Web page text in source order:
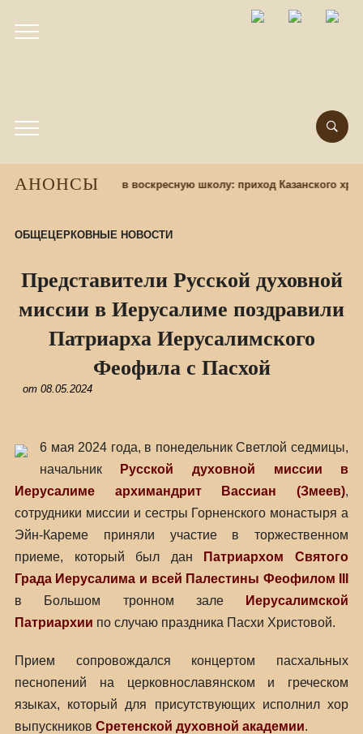
АНОНСЫ
Набор учащихся в воскресную школу: приход Казанского
ОБЩЕЦЕРКОВНЫЕ НОВОСТИ
Представители Русской духовной
миссии в Иерусалиме поздравили
Патриарха Иерусалимского
Феофила с Пасхой
от 08.05.2024
6 мая 2024 года, в понедельник Светлой седмицы,
начальник
Русской духовной миссии в
Иерусалиме
архимандрит Вассиан (Змеев),
сотрудники миссии и сестры Горненского монастыря а
Эйн-Кареме приняли участие в торжественном
приеме, который был дан
Патриархом Святого
Града Иерусалима и всей Палестины Феофилом III
в Большом тронном зале
Иерусалимской
Патриархии по случаю праздника Пасхи Христовой.
Прием сопровождался концертом пасхальных
песнопений на церковнославянском и греческом
языках, который для присутствующих исполнил хор
выпускников Сретенской духовной академии.